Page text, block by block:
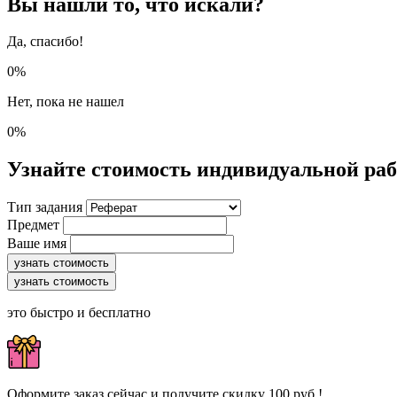
Да, спасибо!
0%
Нет, пока не нашел
0%
Узнайте стоимость индивидуальной
Тип задания
Предмет
Ваше имя
узнать стоимость
узнать стоимость
это быстро и бесплатно